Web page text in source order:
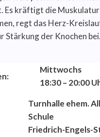
Es kräftigt die Muskulatur
regt das Herz-
Stärkung der Knochen bei.
Mittwochs
18:30 – 20:00
Turnhalle ehem.
Schule
Friedrich-Engels-